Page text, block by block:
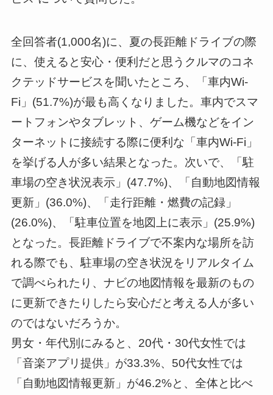
全回答者(1,000名)に、夏の長距離ドライブの際
に、使えると安心・便利だと思うクルマのコネ
クテッドサービスを聞いたところ、「車内Wi-
Fi」(51.7%)が最も高くなりました。車内でスマ
ートフォンやタブレット、ゲーム機などをイン
ターネットに接続する際に便利な「車内Wi-Fi」
を挙げる人が多い結果となった。次いで、「駐
車場の空き状況表示」(47.7%)、「自動地図情報
更新」(36.0%)、「走行距離・燃費の記録」
(26.0%)、「駐車位置を地図上に表示」(25.9%)
となった。長距離ドライブで不案内な場所を訪
れる際でも、駐車場の空き状況をリアルタイム
で調べられたり、ナビの地図情報を最新のもの
に更新できたりしたら安心だと考える人が多い
のではないだろうか。
男女・年代別にみると、20代・30代女性では
「音楽アプリ提供」が33.3%、50代女性では
「自動地図情報更新」が46.2%と、全体と比べ